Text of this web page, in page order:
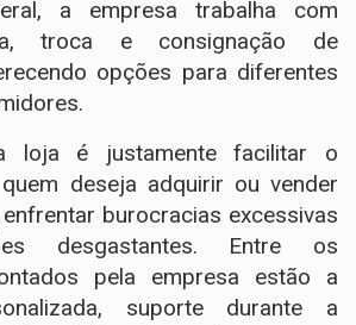
a empresa trabalha com
troca e consignação de
opções para diferentes
loja é justamente facilitar o
deseja adquirir ou vender
burocracias excessivas
desgastantes. Entre os
pela empresa estão a
suporte durante a